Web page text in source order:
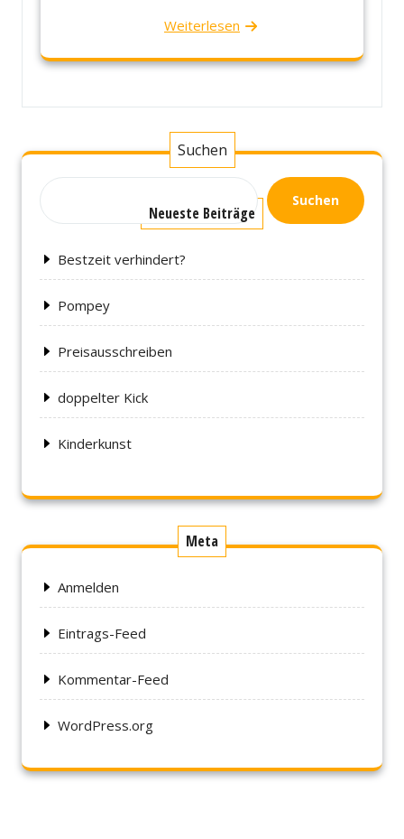
Weiterlesen
Suchen
Suchen
Neueste Beiträge
Bestzeit verhindert?
Pompey
Preisausschreiben
doppelter Kick
Kinderkunst
Meta
Anmelden
Eintrags-Feed
Kommentar-Feed
WordPress.org